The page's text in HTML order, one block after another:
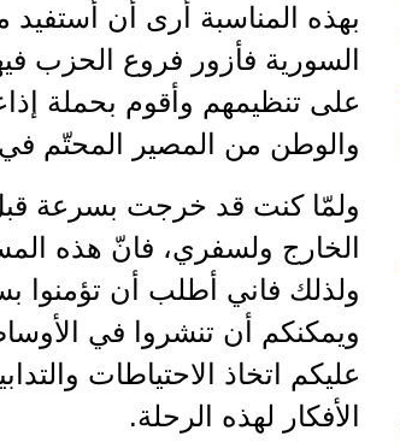
بهذه المناسبة أرى أن
السورية فأزور فروع الحزب
على تنظيمهم وأقوم بحملة
والوطن من المصير المحتّم
ولمّا كنت قد خرجت بسرعة قبل
الخارج ولسفري، فانّ هذه
ولذلك فاني أطلب أن تؤمنوا
ويمكنكم أن تنشروا في
عليكم اتخاذ الاحتياطات
الأفكار لهذه الرحلة.